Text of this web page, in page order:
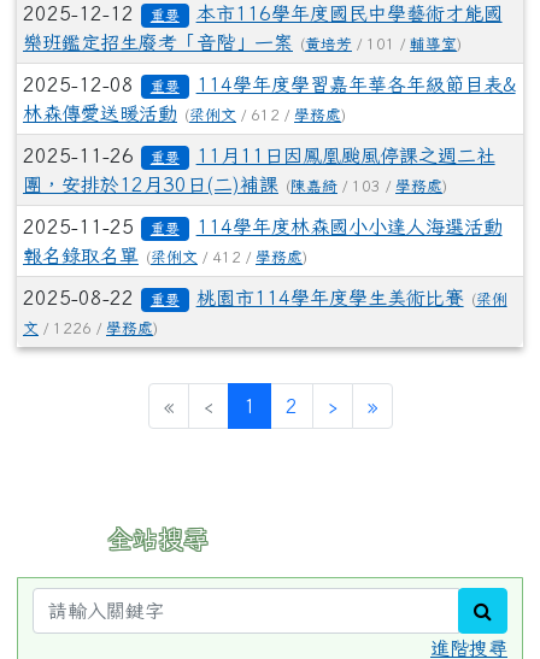
2025-12-12 重要
本市116學年度國民中學藝術才能國
樂班鑑定招生廢考「音階」一案
(黃培芳 / 101 / 輔導室)
2025-12-08 重要
114學年度學習嘉年華各年級節目表&
林森傳愛送暖活動
(梁俐文 / 612 / 學務處)
2025-11-26 重要
11月11日因鳳凰颱風停課之週二社
團，安排於12月30日(二)補課
(陳嘉綺 / 103 / 學務處)
2025-11-25 重要
114學年度林森國小小達人海選活動
報名錄取名單
(梁俐文 / 412 / 學務處)
2025-08-22 重要 桃園市114學年度學生美術比賽 (梁俐
文 / 1226 / 學務處)
« ‹ 1 (current)
2 › »
全站搜尋
進階搜尋